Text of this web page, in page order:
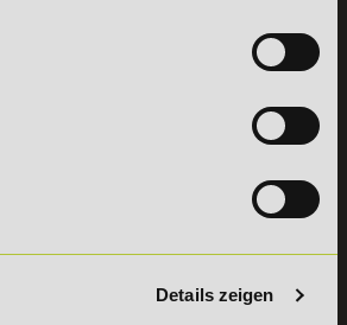
Details zeigen
IHK-